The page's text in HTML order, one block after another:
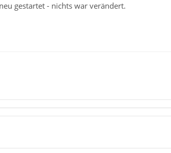
gestartet - nichts war verändert.